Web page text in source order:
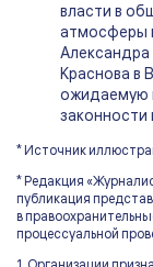
власти в
атмосферы
Александра
Краснова в
ожидаемую
законности
* Источник
* Редакция
публикация
в
процессуальной